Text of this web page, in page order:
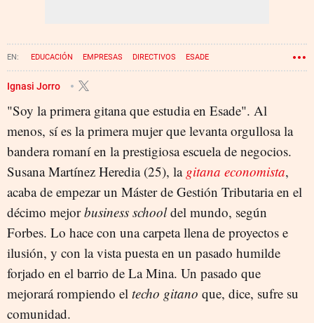
EDUCACIÓN EMPRESAS DIRECTIVOS ESADE
Ignasi Jorro
"Soy la primera gitana que estudia en Esade". Al
menos, sí es la primera mujer que levanta orgullosa la
bandera romaní en la prestigiosa escuela de negocios.
Susana Martínez Heredia (25), la gitana economista,
acaba de empezar un Máster de Gestión Tributaria en el
décimo mejorbusiness schooldel mundo, según
Forbes. Lo hace con una carpeta llena de proyectos e
ilusión, y con la vista puesta en un pasado humilde
forjado en el barrio de La Mina. Un pasado que
mejorará rompiendo el techo gitano que, dice, sufre su
comunidad.